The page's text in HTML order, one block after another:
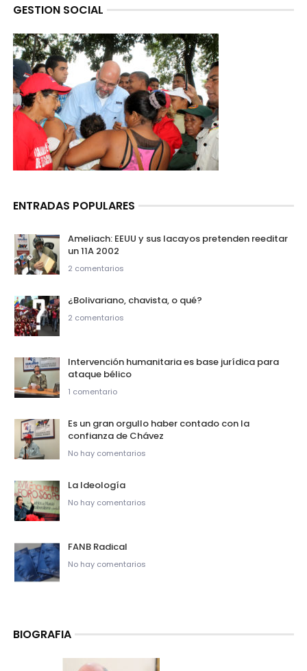
GESTION SOCIAL
ENTRADAS POPULARES
Ameliach: EEUU y sus lacayos pretenden reeditar
un 11A 2002
2 comentarios
¿Bolivariano, chavista, o qué?
2 comentarios
Intervención humanitaria es base jurídica para
ataque bélico
1 comentario
Es un gran orgullo haber contado con la
confianza de Chávez
No hay comentarios
La Ideología
No hay comentarios
FANB Radical
No hay comentarios
BIOGRAFIA